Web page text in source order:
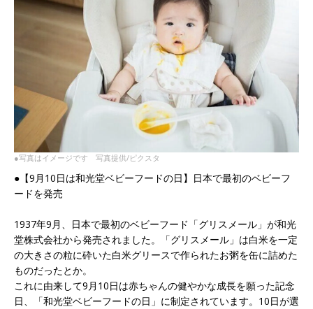
●写真はイメージです 写真提供/ピクスタ
●【9月10日は和光堂ベビーフードの日】日本で最初のベビーフ
ードを発売
1937年9月、日本で最初のベビーフード「グリスメール」が和光
堂株式会社から発売されました。「グリスメール」は白米を一定
の大きさの粒に砕いた白米グリースで作られたお粥を缶に詰めた
ものだったとか。
これに由来して9月10日は赤ちゃんの健やかな成長を願った記念
日、「和光堂ベビーフードの日」に制定されています。10日が選